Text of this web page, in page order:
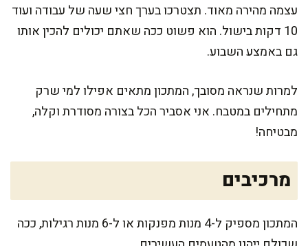
עצמה מהירה מאוד. תצטרכו בערך חצי שעה של עבודה ועוד
10 דקות בישול. הוא פשוט ככה שאתם יכולים להכין אותו
גם באמצע השבוע.
למרות שנראה מסובך, המתכון מתאים אפילו למי שרק
מתחילים במטבח. אני אסביר הכל בצורה מסודרת וקלה,
מבטיחה!
מרכיבים
המתכון מספיק ל-4 מנות מפנקות או ל-6 מנות רגילות, ככה